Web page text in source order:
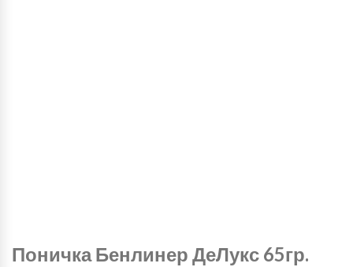
Поничка Бенлинер ДеЛукс 65гр.